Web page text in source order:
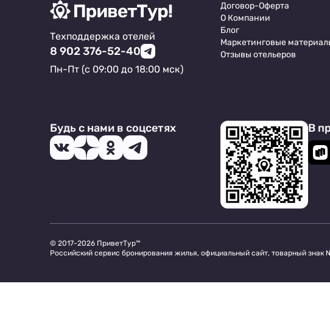
Техподдержка отелей
8 902 376-52-40
Пн-Пт (с 09:00 до 18:00 мск)
Договор-Оферта
О Компании
Блог
Маркетинговые
Отзывы отельеров
Будь с нами в соцсетях В
© 2017-2026 ПриветТур™
Российский сервис бронирования жилья, официальный сайт, товарный